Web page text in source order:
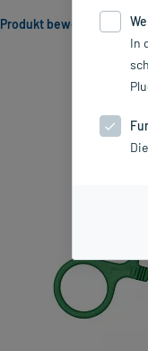
Produkt bewerten &
In